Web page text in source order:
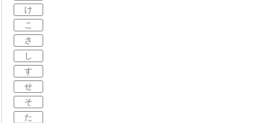
け
こ
さ
し
す
せ
そ
た